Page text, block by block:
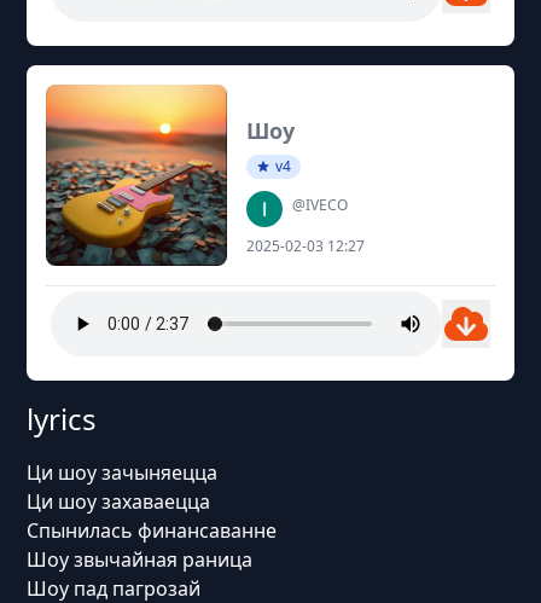
Шоу
v4
@IVECO
2025-02-03 12:27
lyrics
Ци шоу зачыняецца
Ци шоу захаваецца
Спынилась финансаванне
Шоу звычайная раница
Шоу пад пагрозай